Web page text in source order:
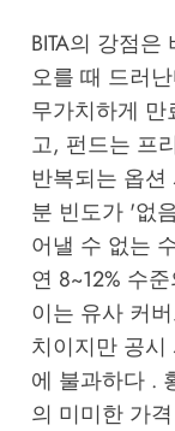
BITA의 강점
오를 때 드러
무가치하게
고, 펀드는 프
반복되는 옵
분 빈도가 '없
어낼 수 없는
연 8~12% 수
이는 유사 커
치이지만 공
에 불과하다 .
의 미미한 가